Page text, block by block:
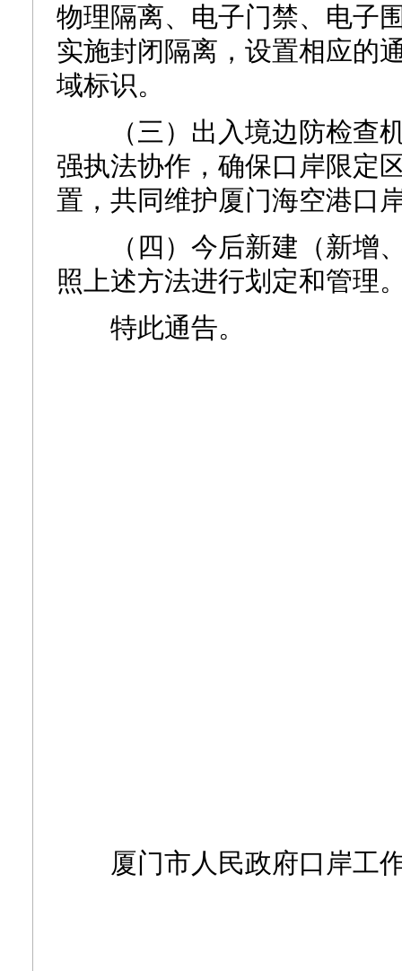
物理隔离、电子门禁、电子
实施封闭隔离，设置相应的
域标识。
（三）出入境边防检查机
强执法协作，确保口岸限定
置，共同维护厦门海空港口
（四）今后新建（新增、
照上述方法进行划定和管理
特此通告。
厦门市人民政府口岸